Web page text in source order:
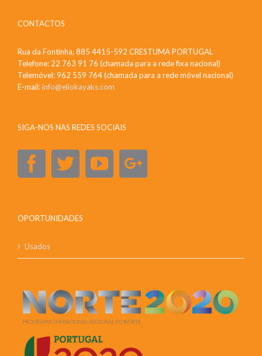
CONTACTOS
Rua da Fontinha, 885 4415-592 CRESTUMA PORTUGAL
Telefone: 22 763 91 76 (chamada para a rede fixa nacional)
Telemóvel: 962 559 764 (chamada para a rede móvel nacional)
E-mail:info@eliokayaks.com
SIGA-NOS NAS REDES SOCIAIS
OPORTUNIDADES
Usados